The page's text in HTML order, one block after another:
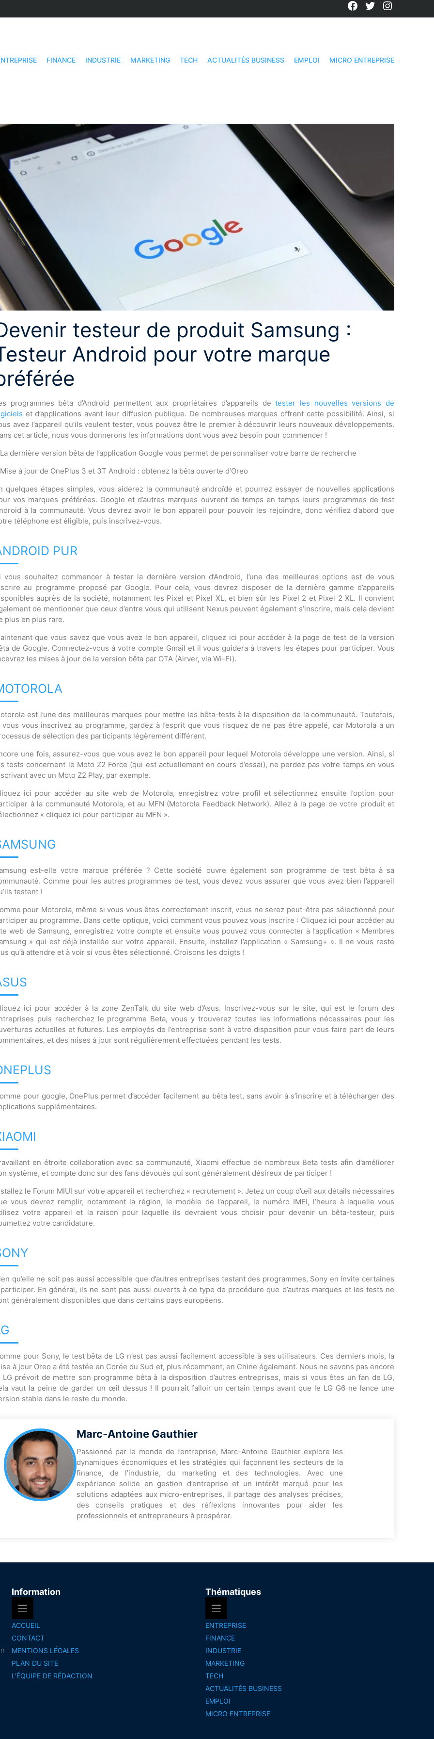
Facebook
Twitter
FINANCE INDUSTRIE MARKETING TECH ACTUALITÉS BUSINESS EMPLOI MICRO ENTREPRISE
testeur de produit Samsung :
Android pour votre marque
programmes bêta d’Android permettent aux propriétaires d’appareils detester les nouvelles versions de
et d’applications avant leur diffusion publique. De nombreuses marques offrent cette possibilité. Ainsi, si
avez l’appareil qu’ils veulent tester, vous pouvez être le premier à découvrir leurs nouveaux développements.
cet article, nous vous donnerons les informations dont vous avez besoin pour commencer !
dernière version bêta de l’application Google vous permet de personnaliser votre barre de recherche
à jour de OnePlus 3 et 3T Android : obtenez la bêta ouverte d’Oreo
quelques étapes simples, vous aiderez la communauté androïde et pourrez essayer de nouvelles applications
vos marques préférées. Google et d’autres marques ouvrent de temps en temps leurs programmes de test
à la communauté. Vous devrez avoir le bon appareil pour pouvoir les rejoindre, donc vérifiez d’abord que
téléphone est éligible, puis inscrivez-vous.
PUR
vous souhaitez commencer à tester la dernière version d’Android, l’une des meilleures options est de vous
au programme proposé par Google. Pour cela, vous devrez disposer de la dernière gamme d’appareils
auprès de la société, notamment les Pixel et Pixel XL, et bien sûr les Pixel 2 et Pixel 2 XL. Il convient
de mentionner que ceux d’entre vous qui utilisent Nexus peuvent également s’inscrire, mais cela devient
plus en plus rare.
que vous savez que vous avez le bon appareil, cliquez ici pour accéder à la page de test de la version
de Google. Connectez-vous à votre compte Gmail et il vous guidera à travers les étapes pour participer. Vous
les mises à jour de la version bêta par OTA (Airver, via Wi-Fi).
est l’une des meilleures marques pour mettre les bêta-tests à la disposition de la communauté. Toutefois,
vous vous inscrivez au programme, gardez à l’esprit que vous risquez de ne pas être appelé, car Motorola a un
de sélection des participants légèrement différent.
une fois, assurez-vous que vous avez le bon appareil pour lequel Motorola développe une version. Ainsi, si
tests concernent le Moto Z2 Force (qui est actuellement en cours d’essai), ne perdez pas votre temps en vous
avec un Moto Z2 Play, par exemple.
ici pour accéder au site web de Motorola, enregistrez votre profil et sélectionnez ensuite l’option pour
à la communauté Motorola, et au MFN (Motorola Feedback Network). Allez à la page de votre produit et
« cliquez ici pour participer au MFN ».
est-elle votre marque préférée ? Cette société ouvre également son programme de test bêta à sa
Comme pour les autres programmes de test, vous devez vous assurer que vous avez bien l’appareil
testent !
pour Motorola, même si vous vous êtes correctement inscrit, vous ne serez peut-être pas sélectionné pour
au programme. Dans cette optique, voici comment vous pouvez vous inscrire : Cliquez ici pour accéder au
web de Samsung, enregistrez votre compte et ensuite vous pouvez vous connecter à l’application « Membres
» qui est déjà installée sur votre appareil. Ensuite, installez l’application « Samsung+ ». Il ne vous reste
qu’à attendre et à voir si vous êtes sélectionné. Croisons les doigts !
ici pour accéder à la zone ZenTalk du site web d’Asus. Inscrivez-vous sur le site, qui est le forum des
puis recherchez le programme Beta, vous y trouverez toutes les informations nécessaires pour les
actuelles et futures. Les employés de l’entreprise sont à votre disposition pour vous faire part de leurs
et des mises à jour sont régulièrement effectuées pendant les tests.
pour google, OnePlus permet d’accéder facilement au bêta test, sans avoir à s’inscrire et à télécharger des
supplémentaires.
en étroite collaboration avec sa communauté, Xiaomi effectue de nombreux Beta tests afin d’améliorer
système, et compte donc sur des fans dévoués qui sont généralement désireux de participer !
le Forum MIUI sur votre appareil et recherchez « recrutement ». Jetez un coup d’œil aux détails nécessaires
vous devrez remplir, notamment la région, le modèle de l’appareil, le numéro IMEI, l’heure à laquelle vous
votre appareil et la raison pour laquelle ils devraient vous choisir pour devenir un bêta-testeur, puis
votre candidature.
qu’elle ne soit pas aussi accessible que d’autres entreprises testant des programmes, Sony en invite certaines
En général, ils ne sont pas aussi ouverts à ce type de procédure que d’autres marques et les tests ne
généralement disponibles que dans certains pays européens.
pour Sony, le test bêta de LG n’est pas aussi facilement accessible à ses utilisateurs. Ces derniers mois, la
à jour Oreo a été testée en Corée du Sud et, plus récemment, en Chine également. Nous ne savons pas encore
LG prévoit de mettre son programme bêta à la disposition d’autres entreprises, mais si vous êtes un fan de LG,
vaut la peine de garder un œil dessus ! Il pourrait falloir un certain temps avant que le LG G6 ne lance une
stable dans le reste du monde.
Marc-Antoine Gauthier
Passionné par le monde de l’entreprise, Marc-Antoine Gauthier explore les
dynamiques économiques et les stratégies qui façonnent les secteurs de la
finance, de l’industrie, du marketing et des technologies. Avec une
expérience solide en gestion d’entreprise et un intérêt marqué pour les
solutions adaptées aux micro-entreprises, il partage des analyses précises,
des conseils pratiques et des réflexions innovantes pour aider les
professionnels et entrepreneurs à prospérer.
Information
ACCUEIL
CONTACT
MENTIONS LÉGALES
PLAN DU SITE
L’ÉQUIPE DE RÉDACTION
Thématiques
ENTREPRISE
FINANCE
INDUSTRIE
MARKETING
TECH
ACTUALITÉS BUSINESS
EMPLOI
MICRO ENTREPRISE